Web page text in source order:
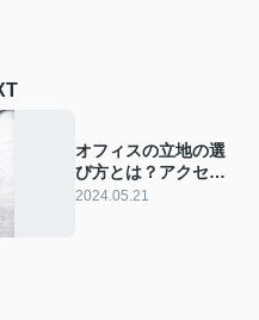
オフィスの立地の選
び方とは？アクセス
や周辺環境などにつ
2024.05.21